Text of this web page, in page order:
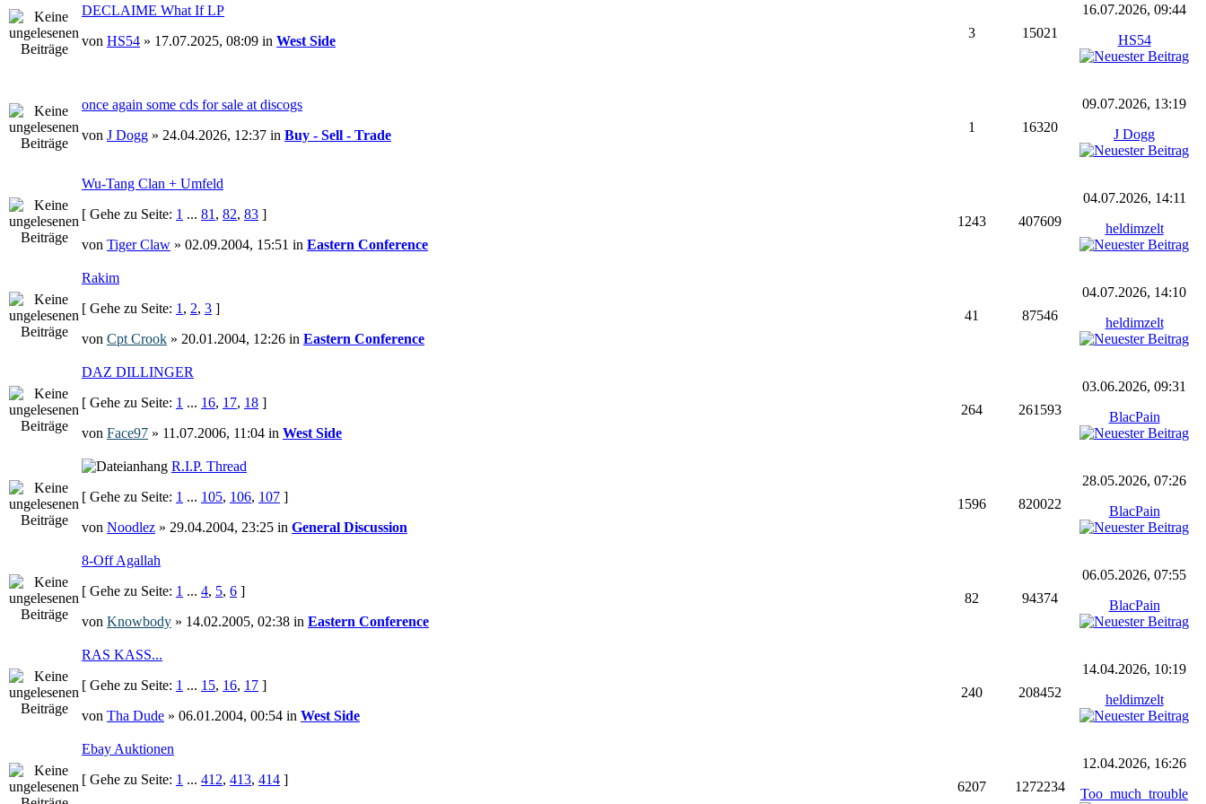
DECLAIME What If LP
von HS54 » 17.07.2025, 08:09 in West Side
3 15021
16.07.2026, 09:44
HS54
once again some cds for sale at discogs
von J Dogg » 24.04.2026, 12:37 in Buy - Sell - Trade
1 16320
09.07.2026, 13:19
J Dogg
Wu-Tang Clan + Umfeld
[ Gehe zu Seite: 1 ... 81 , 82, 83 ]
von Tiger Claw » 02.09.2004, 15:51 in Eastern Conference
1243 407609
04.07.2026, 14:11
heldimzelt
Rakim
[ Gehe zu Seite: 1 , 2, 3 ]
von Cpt Crook » 20.01.2004, 12:26 in Eastern Conference
41 87546
04.07.2026, 14:10
heldimzelt
DAZ DILLINGER
[ Gehe zu Seite: 1 ... 16, 17, 18 ]
von Face97 » 11.07.2006, 11:04 in West Side
264 261593
03.06.2026, 09:31
BlacPain
R.I.P. Thread
[ Gehe zu Seite: 1 ... 105, 106, 107 ]
von Noodlez » 29.04.2004, 23:25 in General Discussion
1596 820022
28.05.2026, 07:26
BlacPain
8-Off Agallah
[ Gehe zu Seite: 1 ... 4, 5, 6 ]
von Knowbody » 14.02.2005, 02:38 in Eastern Conference
82 94374
06.05.2026, 07:55
BlacPain
RAS KASS...
[ Gehe zu Seite: 1 ... 15, 16, 17 ]
von Tha Dude » 06.01.2004, 00:54 in West Side
240 208452
14.04.2026, 10:19
heldimzelt
Ebay Auktionen
[ Gehe zu Seite: 1 ... 412, 413, 414 ]
6207 1272234
12.04.2026, 16:26
Too_much_trouble